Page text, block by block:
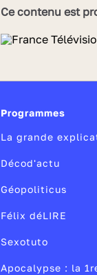
Ce contenu est
Programmes
La grande
Décod'actu
Géopoliticus
Félix déLIRE
Sexotuto
Apocalypse : la